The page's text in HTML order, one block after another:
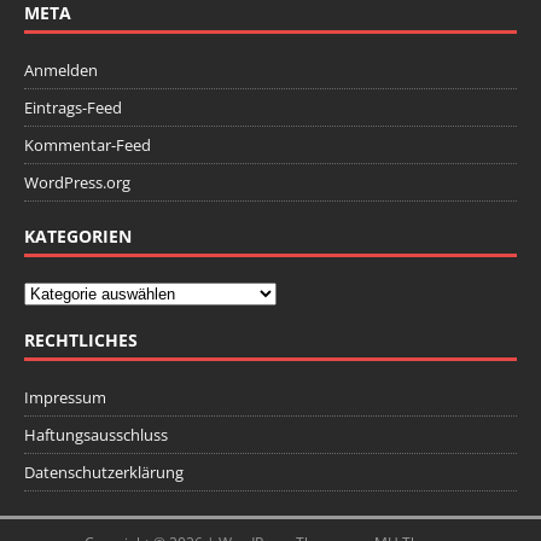
META
Anmelden
Eintrags-Feed
Kommentar-Feed
WordPress.org
KATEGORIEN
RECHTLICHES
Impressum
Haftungsausschluss
Datenschutzerklärung